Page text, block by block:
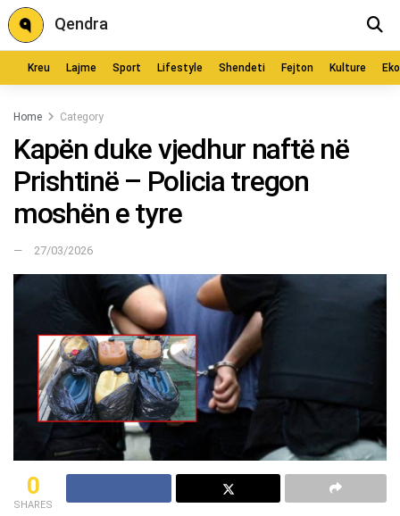
Qendra
Kreu Lajme Sport Lifestyle Shendeti Fejton Kulture
Home Category
Kapën duke vjedhur naftë në
Prishtinë – Policia tregon
moshën e tyre
27/03/2026
0
SHARES